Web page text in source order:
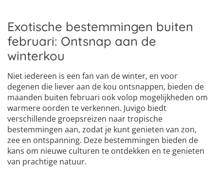
Exotische bestemmingen buiten
februari: Ontsnap aan de
winterkou
Niet iedereen is een fan van de winter, en voor
degenen die liever aan de kou ontsnappen, bieden de
maanden buiten februari ook volop mogelijkheden om
warmere oorden te verkennen. Juvigo biedt
verschillende groepsreizen naar tropische
bestemmingen aan, zodat je kunt genieten van zon,
zee en ontspanning. Deze bestemmingen bieden de
kans om nieuwe culturen te ontdekken en te genieten
van prachtige natuur.